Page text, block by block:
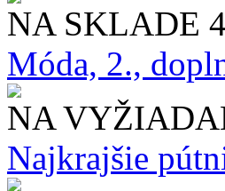
NA SKLADE
Móda, 2.,
NA
Najkrajšie